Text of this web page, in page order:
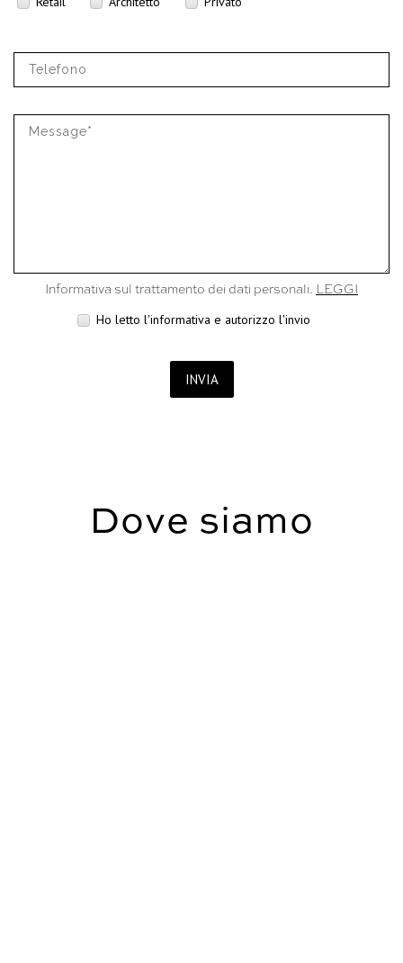
Informativa sul trattamento dei dati personali. LEGGI
Ho letto l'informativa e autorizzo l'invio
INVIA
Dove siamo